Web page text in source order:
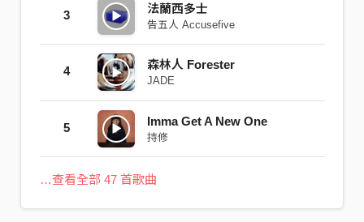
3 法蘭西多士
告五人 Accusefive
4 森林人 Forester
JADE
5 Imma Get A New One
持修
…查看全部 47 首歌曲